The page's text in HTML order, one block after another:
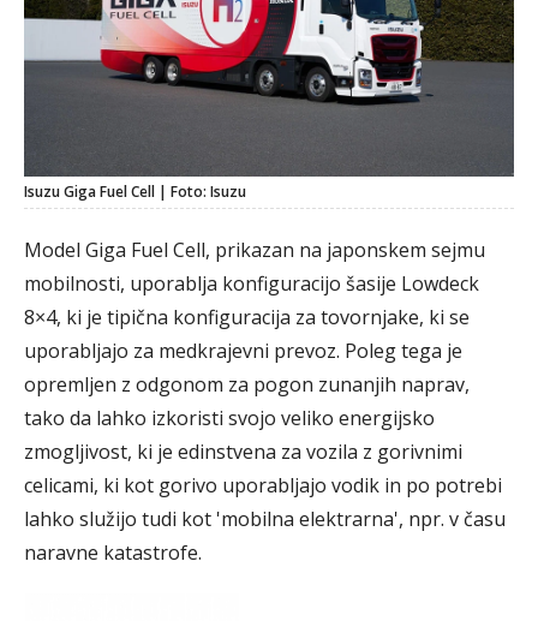
Isuzu Giga Fuel Cell | Foto: Isuzu
Model Giga Fuel Cell, prikazan na japonskem sejmu
mobilnosti, uporablja konfiguracijo šasije Lowdeck
8×4, ki je tipična konfiguracija za tovornjake, ki se
uporabljajo za medkrajevni prevoz. Poleg tega je
opremljen z odgonom za pogon zunanjih naprav,
tako da lahko izkoristi svojo veliko energijsko
zmogljivost, ki je edinstvena za vozila z gorivnimi
celicami, ki kot gorivo uporabljajo vodik in po potrebi
lahko služijo tudi kot 'mobilna elektrarna', npr. v času
naravne katastrofe.